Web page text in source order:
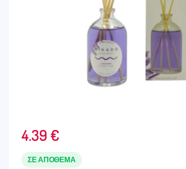
4.39 €
ΣΕ ΑΠΌΘΕΜΑ